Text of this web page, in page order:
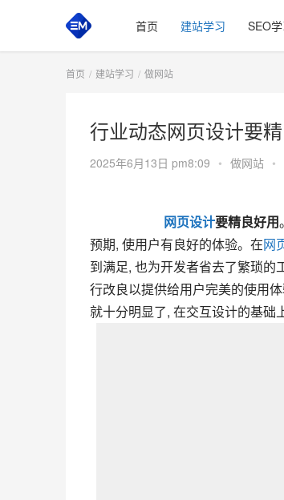
首页 建站学习 SEO
首页 建站学习 做网站
行业动态网页设计要
2025年6月13日 pm8:09 • 做网站 •
网页设计要精良好用
预期, 使用户有良好的体验。在网
到满足, 也为开发者省去了繁琐的
行改良以提供给用户完美的使用
就十分明显了, 在交互设计的基础